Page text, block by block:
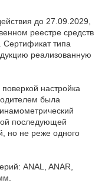
до 27.09.2029,
реестре средств
типа
реализованную
настройка
была
последующей
но не реже одного
ANAL, ANAR,